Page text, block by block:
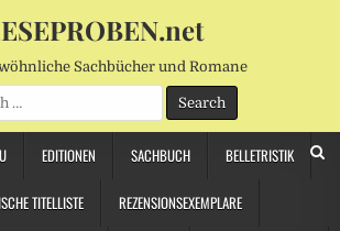
Sachbücher und Romane
EDITIONEN SACHBUCH BELLETRISTIK
TITELLISTE REZENSIONSEXEMPLARE